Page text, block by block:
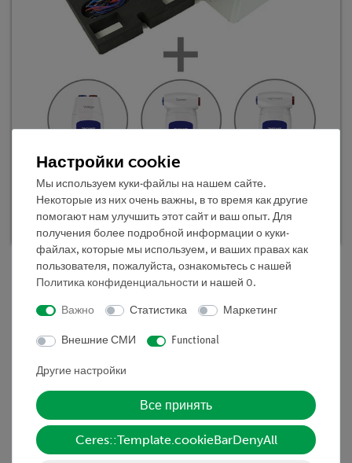
DEMO продвинутая физика
Электромагнетизм 1, цифровой
Кат.номер 25573-88D | Тип: Set
Описание
Принцип
Стабильный набор электродвигателя с катушками
якоря, коллектором и контактными щетками
помещается на большой U-образный магнит. Таким
образом, создается модель электродвигателя с
постоянным магнитом, свойства которого можно
Настройки cookie
Мы используем куки-файлы на нашем сайте.
Некоторые из них очень важны, в то время как другие
помогают нам улучшить этот сайт и ваш опыт. Для
получения более подробной информации о куки-
файлах, которые мы используем, и ваших правах как
пользователя, пожалуйста, ознакомьтесь с нашей
Политика конфиденциальности и нашей 0.
Важно Статистика Маркетинг
Внешние СМИ Functional
Другие настройки
Все принять
Ceres::Template.cookieBarDenyAll